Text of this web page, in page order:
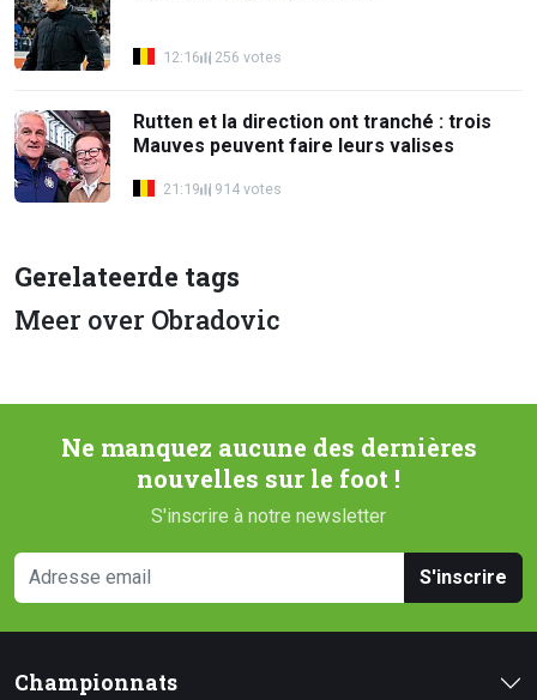
12:16 256 votes
Rutten et la direction ont tranché : trois
Mauves peuvent faire leurs valises
21:19 914 votes
Gerelateerde tags
Meer over Obradovic
Ne manquez aucune des dernières
nouvelles sur le foot !
S'inscrire à notre newsletter
S'inscrire
Championnats